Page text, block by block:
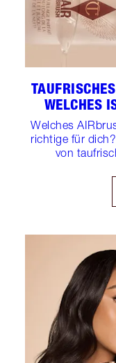
WELCHES
Welches
richtige für
von